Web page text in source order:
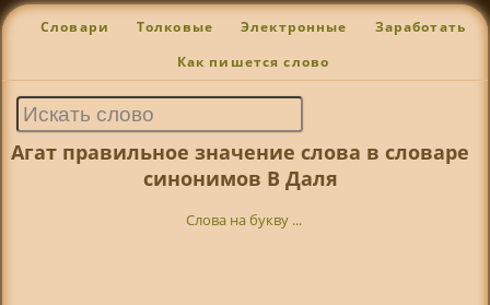
Словари Толковые Электронные Заработать
Как пишется слово
Агат правильное значение слова в словаре
синонимов В Даля
Слова на букву ...